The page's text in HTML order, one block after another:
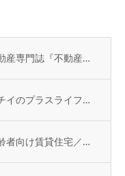
不動産専門誌『不動産コンサルティングプラス』に弊社代表・荻野の寄稿記事が掲載されました
イチイのプラスライフサービス「 オーナーアプリ」導入のお知らせ
高齢者向け賃貸住宅／取り扱い戸数（2026年）